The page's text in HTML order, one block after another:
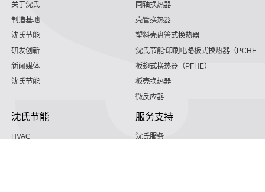
关于沈氏
制造基地
沈氏节能
研发创新
新闻媒体
沈氏节能
同轴换热器
壳管换热器
塑料壳盘管式换热器
沈氏节能:印刷电路板式换热器（PCHE）
板翅式换热器（PFHE）
板壳换热器
微反应器
沈氏节能
HVAC
服务支持
沈氏服务